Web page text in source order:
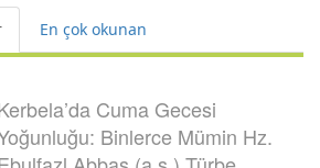
En çok okunan
Cuma Gecesi
Binlerce Mümin Hz.